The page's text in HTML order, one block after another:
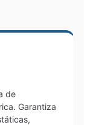
de
Garantiza